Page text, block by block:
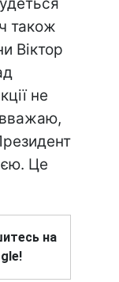
також
Віктор
не
Це
на